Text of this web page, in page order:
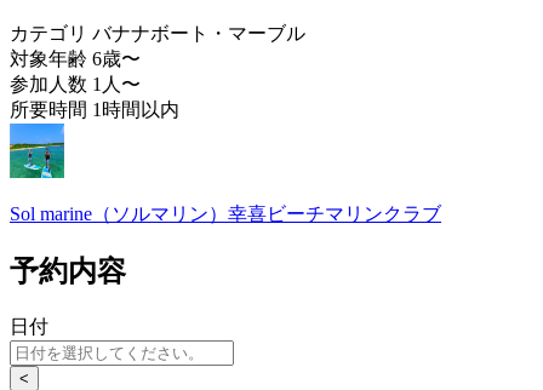
カテゴリ バナナボート・マーブル
対象年齢 6歳〜
参加人数 1人〜
所要時間 1時間以内
Sol marine（ソルマリン）幸喜ビーチマリンクラブ
予約内容
日付
<